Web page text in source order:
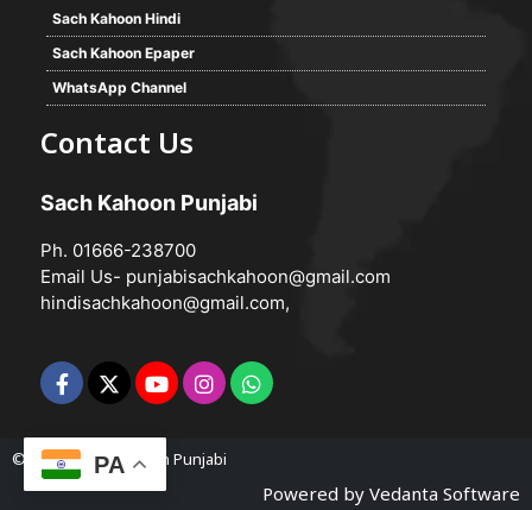
Sach Kahoon Hindi
Sach Kahoon Epaper
WhatsApp Channel
Contact Us
Sach Kahoon Punjabi
Ph. 01666-238700
Email Us- punjabisachkahoon@gmail.com
hindisachkahoon@gmail.com,
© 2026 -Sach Kahoon Punjabi
Powered by Vedanta Software
PA